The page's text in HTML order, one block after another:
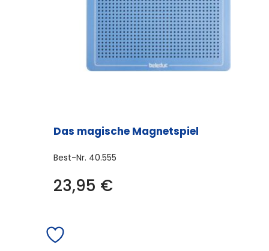
Das magische Magnetspiel
Best-Nr. 40.555
23,95 €